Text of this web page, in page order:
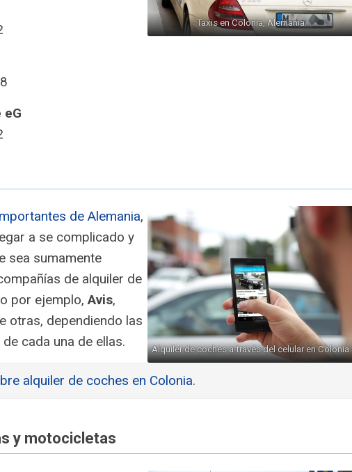
Taxis en Colonia, Alemania.
eG
Alquiler de coches a través del celular en Colonia.
de Alemania,
a se complicado y
sea sumamente
de alquiler de
por ejemplo,Avis,
otras, dependiendo las
cada una de ellas.
alquiler de coches en Colonia.
y motocicletas